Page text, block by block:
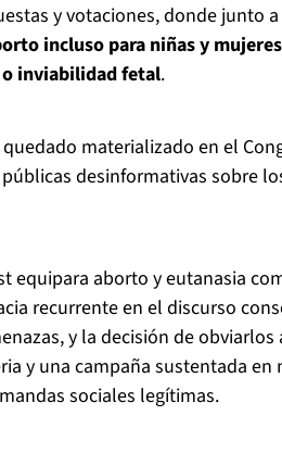
y votaciones, donde junto
incluso para niñas y
inviabilidad fetal.
materializado en el
desinformativas sobre
equipara aborto y eutanasia
recurrente en el discurso
y la decisión de obviarlos
y una campaña sustentada en
sociales legítimas.